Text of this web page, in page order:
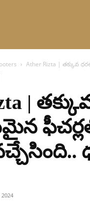
Ather Rizta | తక్కువ
|